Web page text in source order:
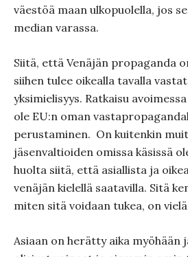
väestöä maan ulkopuolella, jos
median varassa.
Siitä, että Venäjän propaganda
siihen tulee oikealla tavalla
yksimielisyys. Ratkaisu
ole EU:n oman
perustaminen. On kuitenkin
jäsenvaltioiden omissa käsissä
huolta siitä, että asiallista ja
venäjän kielellä saatavilla. Sitä
miten sitä voidaan tukea, on
Asiaan on herätty aika myöhään